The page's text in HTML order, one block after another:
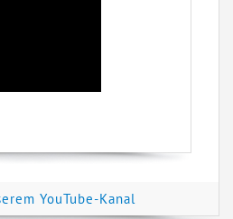
YouTube-Kanal